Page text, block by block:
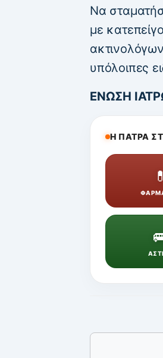
Να
με
υπόλοιπες
ΕΝΩΣΗ
Η ΠΑΤΡΑ
💊